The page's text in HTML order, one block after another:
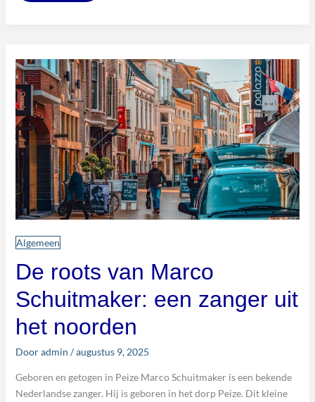
Algemeen
De roots van Marco
Schuitmaker: een zanger uit
het noorden
Dooradmin /augustus 9, 2025
Geboren en getogen in Peize Marco Schuitmaker is een bekende
Nederlandse zanger. Hij is geboren in het dorp Peize. Dit kleine
roots
van
Marco
Schuitmaker:
een
zanger
uit
het
noorden